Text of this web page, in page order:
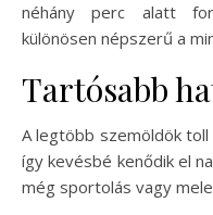
néhány perc alatt
különösen népszerű a
Tartósabb
A legtöbb szemöldök
így kevésbé kenődik el
még sportolás vagy